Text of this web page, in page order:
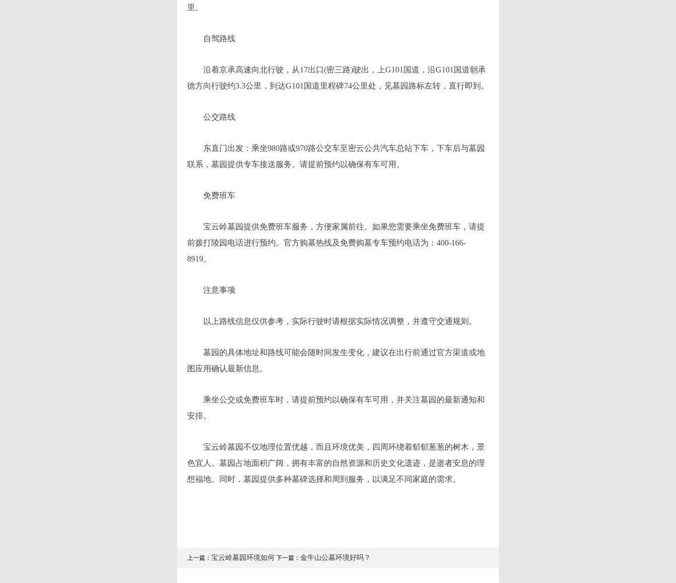
里。
自驾路线
沿着京承高速向北行驶，从17出口(密三路)驶出，上G101国道，沿G101国道朝承
德方向行驶约3.3公里，到达G101国道里程碑74公里处，见墓园路标左转，直行即到。
公交路线
东直门出发：乘坐980路或970路公交车至密云公共汽车总站下车，下车后与墓园
联系，墓园提供专车接送服务。请提前预约以确保有车可用。
免费班车
宝云岭墓园提供免费班车服务，方便家属前往。如果您需要乘坐免费班车，请提
前拨打陵园电话进行预约。官方购墓热线及免费购墓专车预约电话为：400-166-
8919。
注意事项
以上路线信息仅供参考，实际行驶时请根据实际情况调整，并遵守交通规则。
墓园的具体地址和路线可能会随时间发生变化，建议在出行前通过官方渠道或地
图应用确认最新信息。
乘坐公交或免费班车时，请提前预约以确保有车可用，并关注墓园的最新通知和
安排。
宝云岭墓园不仅地理位置优越，而且环境优美，四周环绕着郁郁葱葱的树木，景
色宜人。墓园占地面积广阔，拥有丰富的自然资源和历史文化遗迹，是逝者安息的理
想福地。同时，墓园提供多种墓碑选择和周到服务，以满足不同家庭的需求。
上一篇： 宝云岭墓园环境如何 下一篇： 金牛山公墓环境好吗？